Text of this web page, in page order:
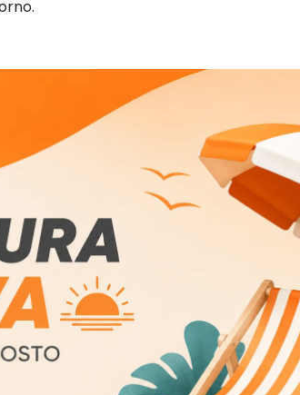
nr. 1950761 classificazione CND